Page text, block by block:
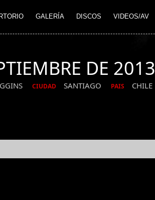
GALERÍA DISCOS VIDEOS/AV
DE 2013
CIUDAD SANTIAGO PAIS CHILE